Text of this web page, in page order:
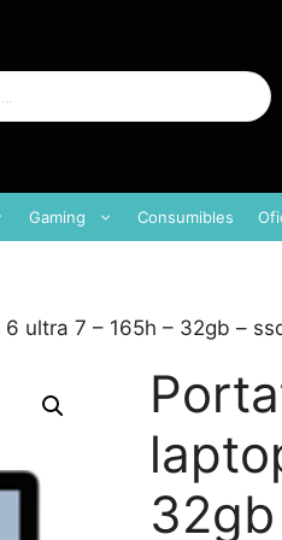
Gaming Consumibles
ultra 7 – 165h – 32gb –